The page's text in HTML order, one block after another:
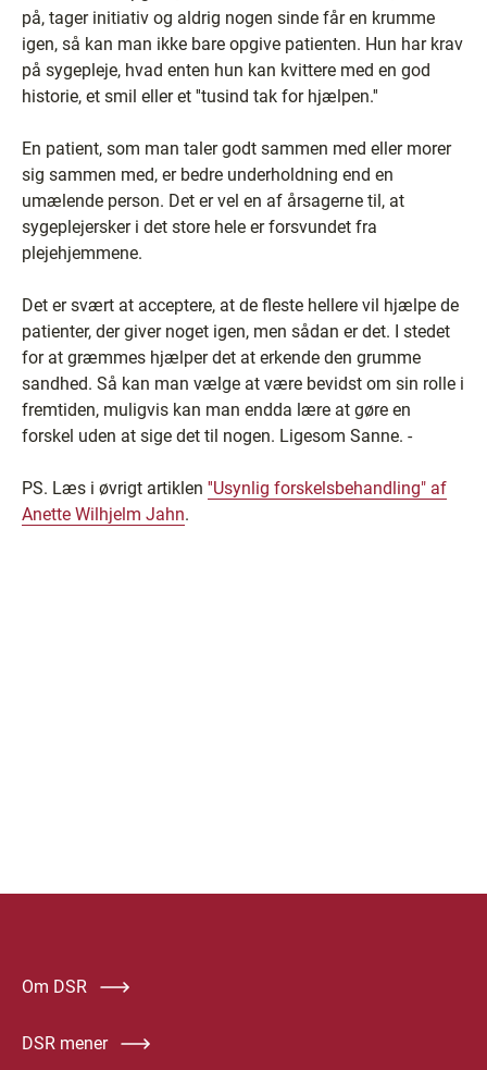
på, tager initiativ og aldrig nogen sinde får en krumme
igen, så kan man ikke bare opgive patienten. Hun har krav
på sygepleje, hvad enten hun kan kvittere med en god
historie, et smil eller et ''tusind tak for hjælpen.''
En patient, som man taler godt sammen med eller morer
sig sammen med, er bedre underholdning end en
umælende person. Det er vel en af årsagerne til, at
sygeplejersker i det store hele er forsvundet fra
plejehjemmene.
Det er svært at acceptere, at de fleste hellere vil hjælpe de
patienter, der giver noget igen, men sådan er det. I stedet
for at græmmes hjælper det at erkende den grumme
sandhed. Så kan man vælge at være bevidst om sin rolle i
fremtiden, muligvis kan man endda lære at gøre en
forskel uden at sige det til nogen. Ligesom Sanne. -
PS. Læs i øvrigt artiklen ''Usynlig forskelsbehandling" af
Anette Wilhjelm Jahn.
Om DSR
DSR mener